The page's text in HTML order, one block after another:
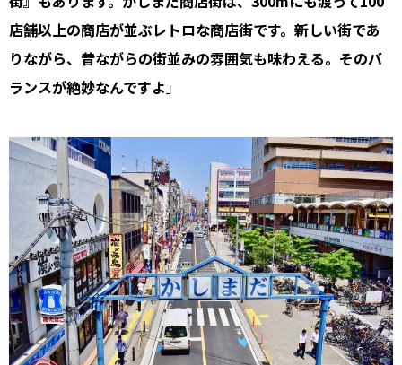
店舗以上の商店が並ぶレトロな商店街です。新しい街であ
りながら、昔ながらの街並みの雰囲気も味わえる。そのバ
ランスが絶妙なんですよ ｣